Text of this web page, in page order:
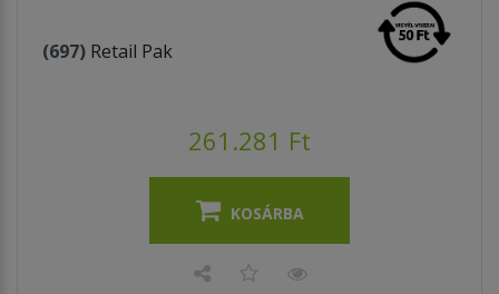
(697) Retail Pak
261.281 Ft
KOSÁRBA